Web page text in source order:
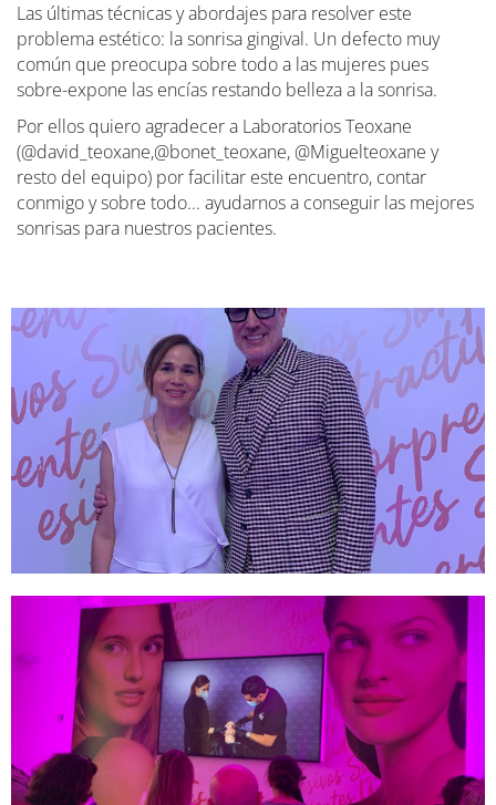
Las últimas técnicas y abordajes para resolver este
problema estético: la sonrisa gingival. Un defecto muy
común que preocupa sobre todo a las mujeres pues
sobre-expone las encías restando belleza a la sonrisa.
Por ellos quiero agradecer a Laboratorios Teoxane
(@david_teoxane,@bonet_teoxane, @Miguelteoxane y
resto del equipo) por facilitar este encuentro, contar
conmigo y sobre todo... ayudarnos a conseguir las mejores
sonrisas para nuestros pacientes.